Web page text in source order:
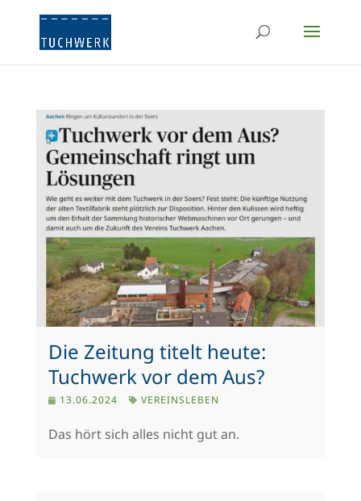
Die Zeitung titelt heute:
Tuchwerk vor dem Aus?
13.06.2024 VEREINSLEBEN
Das hört sich alles nicht gut an.